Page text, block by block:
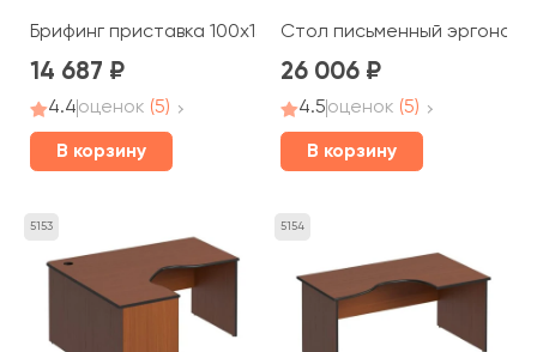
Брифинг приставка 100x132x2,5 Дин-Р
14 687
4.4оценок (5)
В корзину
Стол письменный
26 006
4.5оценок (5)
В корзину
5153 5154